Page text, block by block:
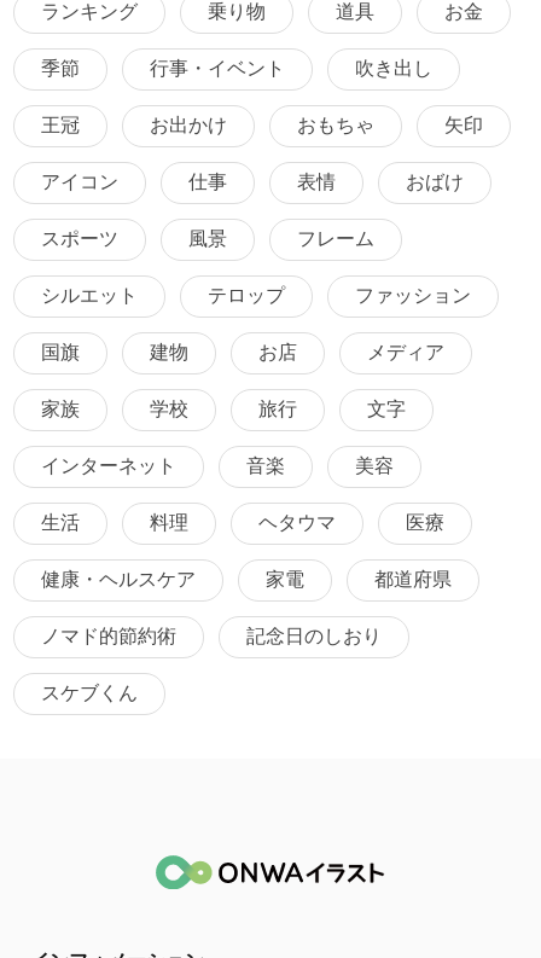
ランキング 乗り物 道具 お金
季節 行事・イベント 吹き出し
王冠 お出かけ おもちゃ 矢印
アイコン 仕事 表情 おばけ
スポーツ 風景 フレーム
シルエット テロップ ファッション
国旗 建物 お店 メディア
家族 学校 旅行 文字
インターネット 音楽 美容
生活 料理 ヘタウマ 医療
健康・ヘルスケア 家電 都道府県
ノマド的節約術 記念日のしおり
スケブくん